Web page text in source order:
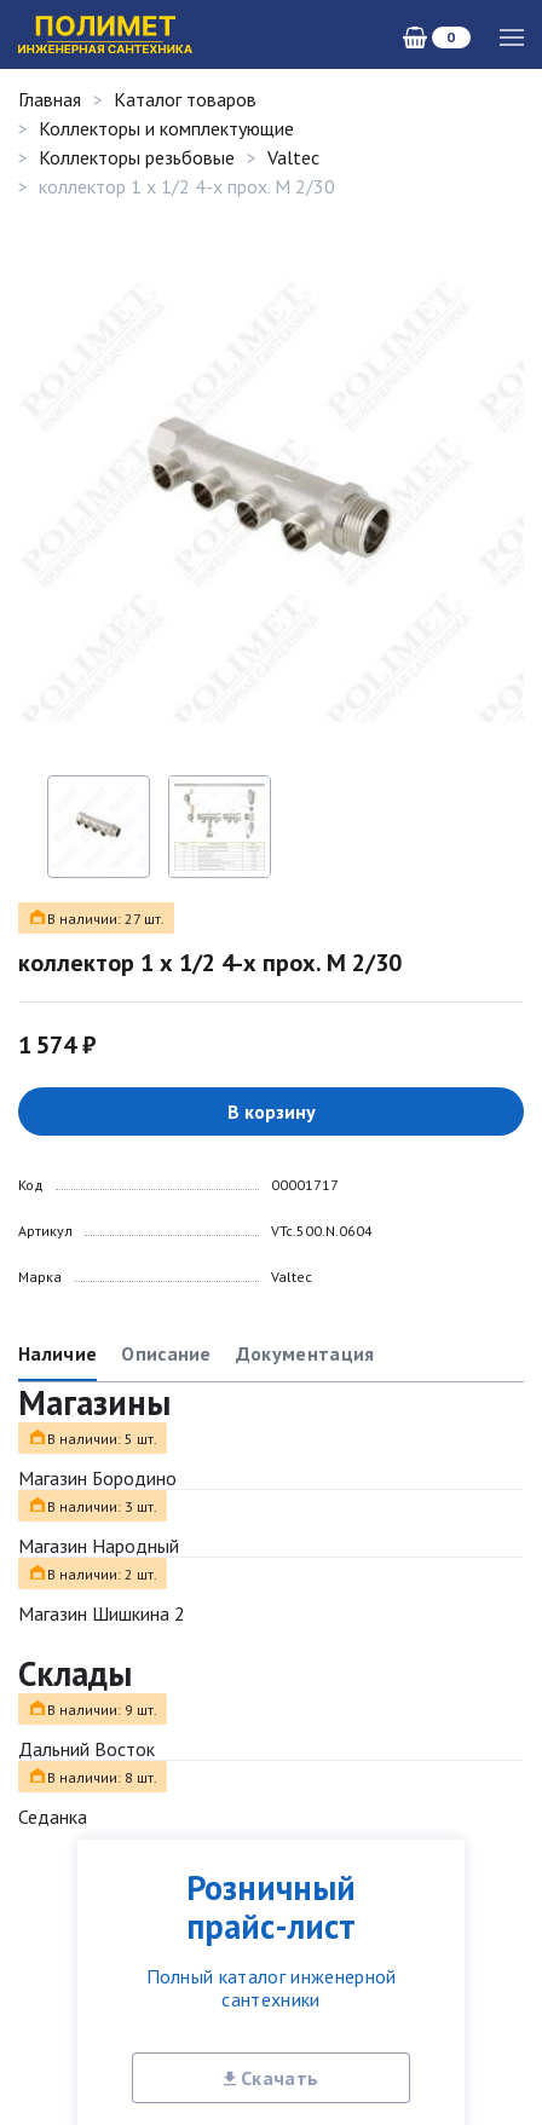
0
Розничный
прайс-лист
Полный каталог инженерной
сантехники
Скачать
Главная
Каталог товаров
Коллекторы и комплектующие
Коллекторы резьбовые
Valtec
коллектор 1 х 1/2 4-х прох. M 2/30
В наличии: 27 шт.
коллектор 1 х 1/2 4-х прох. M 2/30
1 574 ₽
В корзину
Код
Артикул
Марка
00001717
VTc.500.N.0604
Valtec
Наличие Описание Документация
Магазины
В наличии: 5 шт.
Магазин Бородино
В наличии: 3 шт.
Магазин Народный
В наличии: 2 шт.
Магазин Шишкина 2
Склады
В наличии: 9 шт.
Дальний Восток
В наличии: 8 шт.
Седанка